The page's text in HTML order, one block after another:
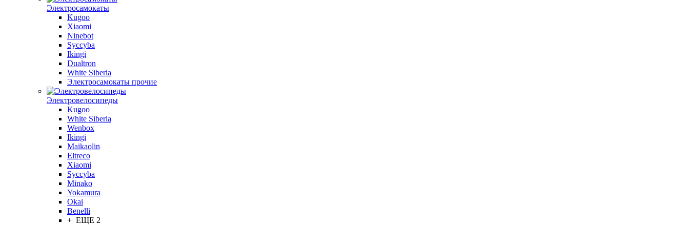
Электросамокаты
Kugoo
Xiaomi
Ninebot
Syccyba
Ikingi
Dualtron
White Siberia
Электросамокаты прочие
Электровелосипеды
Kugoo
White Siberia
Wenbox
Ikingi
Maikaolin
Eltreco
Xiaomi
Syccyba
Minako
Yokamura
Okai
Benelli
+ ЕЩЕ 2